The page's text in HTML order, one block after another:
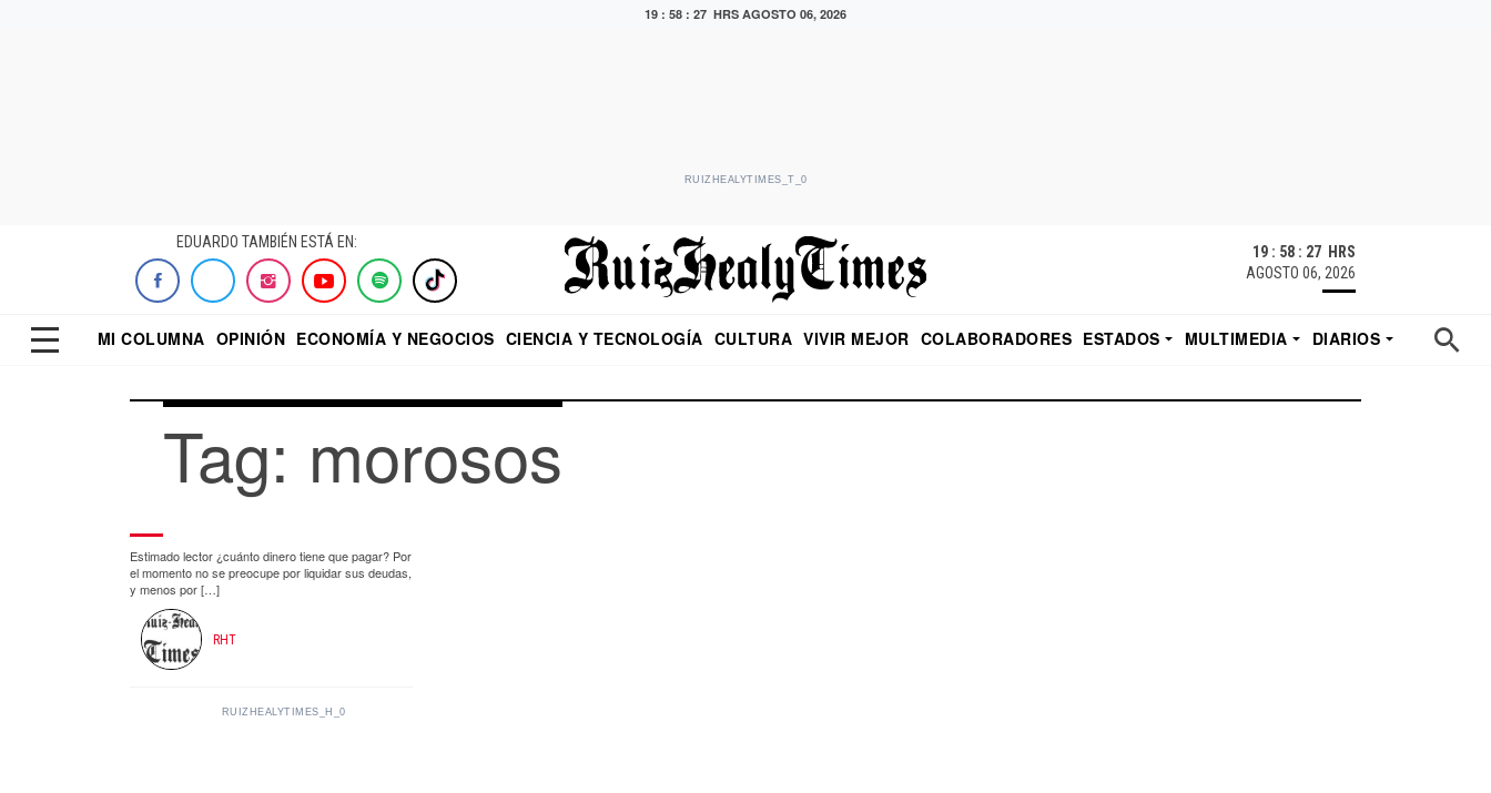
19 : 58 : 27 HRS AGOSTO 06, 2026
RUIZHEALYTIMES_T_0
EDUARDO TAMBIÉN ESTÁ EN:
19 : 58 : 27 HRS
AGOSTO 06, 2026
MI COLUMNA OPINIÓN ECONOMÍA Y NEGOCIOS CIENCIA Y TECNOLOGÍA CULTURA VIVIR MEJOR COLABORADORES ESTADOS MULTIMEDIA
DIARIOS
Tag: morosos
Estimado lector ¿cuánto dinero tiene que pagar? Por
el momento no se preocupe por liquidar sus deudas,
y menos por […]
RHT
RUIZHEALYTIMES_H_0